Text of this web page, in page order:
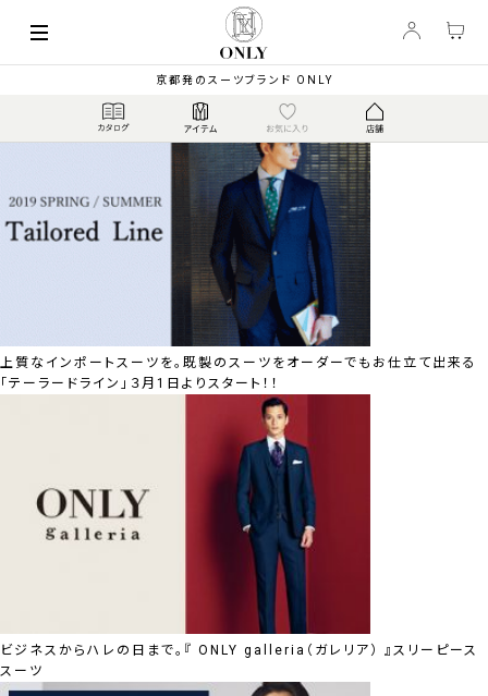
京都発のスーツブランド ONLY
上質なインポートスーツを。既製のスーツをオーダーでもお仕立て出来る
「テーラードライン」３月1日よりスタート！！
ビジネスからハレの日まで。『 ONLY galleria（ガレリア） 』スリーピース
スーツ